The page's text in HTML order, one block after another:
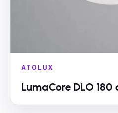
ATOLUX
LumaCore DLO